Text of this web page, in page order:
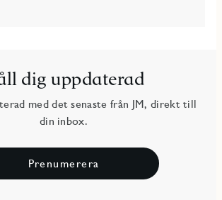
dig uppdaterad
med det senaste från JM, direkt till
din inbox.
Prenumerera